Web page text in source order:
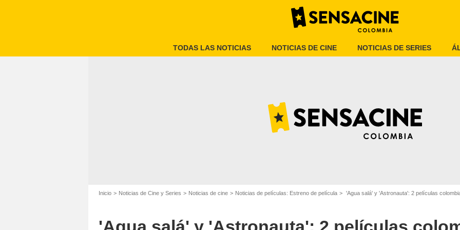
TODAS LAS NOTICIAS NOTICIAS DE CINE NOTICIAS DE SERIES
Inicio Noticias de Cine y Series Noticias de cine Noticias de películas: Estreno de película 'Agua salá' y 'Astronauta': 2 películas